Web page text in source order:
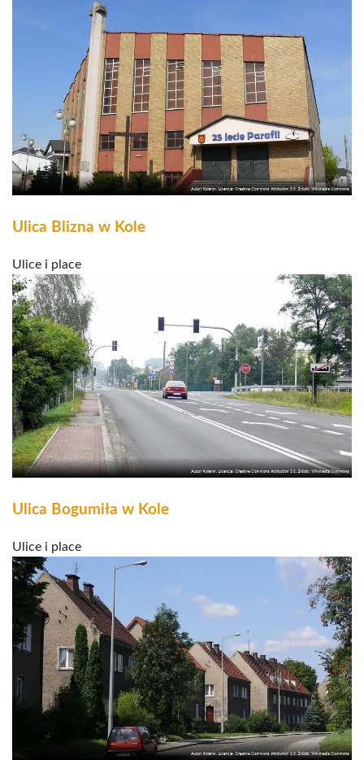
Ulica Blizna w Kole
Ulice i place
Ulica Bogumiła w Kole
Ulice i place